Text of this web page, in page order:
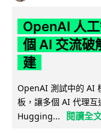
OpenAI 人
個 AI 交流破
建
OpenAI 測試中的 AI
板，讓多個 AI 代理
Hugging...
閱讀全